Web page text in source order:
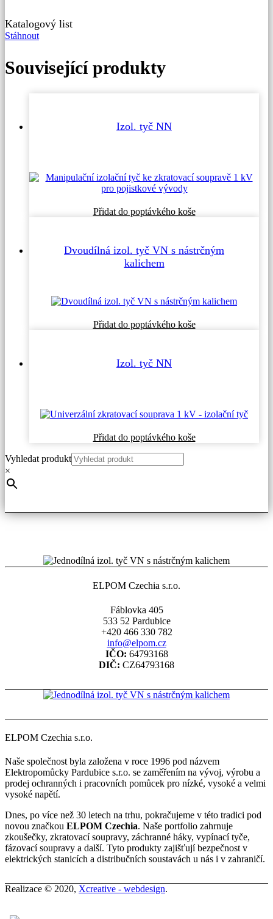
Katalogový list
Stáhnout
Související produkty
Izol. tyč NN
Přidat do poptávkého koše
Dvoudílná izol. tyč VN s nástrčným
kalichem
Přidat do poptávkého koše
Izol. tyč NN
Přidat do poptávkého koše
Vyhledat produkt
×
ELPOM Czechia s.r.o.
Fáblovka 405
533 52 Pardubice
+420 466 330 782
info@elpom.cz
IČO: 64793168
DIČ: CZ64793168
ELPOM Czechia s.r.o.
Naše společnost byla založena v roce 1996 pod názvem
Elektropomůcky Pardubice s.r.o. se zaměřením na vývoj, výrobu a
prodej ochranných i pracovních pomůcek pro nízké, vysoké a velmi
vysoké napětí.
Dnes, po více než 30 letech na trhu, pokračujeme v této tradici pod
novou značkou ELPOM Czechia. Naše portfolio zahrnuje
zkoušečky, zkratovací soupravy, záchranné háky, vypínací tyče,
fázovací soupravy a další. Tyto produkty zajišťují bezpečnost v
elektrických stanicích a distribučních soustavách u nás i v zahraničí.
Realizace © 2020, Xcreative - webdesign.